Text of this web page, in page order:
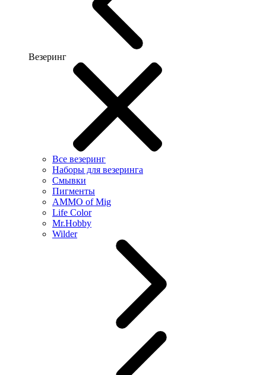
Везеринг
Все везеринг
Наборы для везеринга
Смывки
Пигменты
AMMO of Mig
Life Color
Mr.Hobby
Wilder